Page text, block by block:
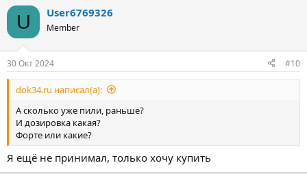
U User6769326
Member
30 Окт 2024 #10
dok34.ru написал(а):
А сколько уже пили, раньше?
И дозировка какая?
Форте или какие?
Я ещё не принимал, только хочу купить